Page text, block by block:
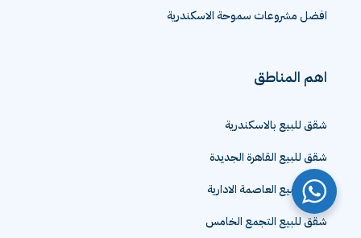
افضل مشروعات سموحة الاسكندرية
اهم المناطق
شقق للبيع بالاسكندرية
شقق للبيع القاهرة الجديدة
شقق للبيع العاصمة الادارية
شقق للبيع التجمع الخامس